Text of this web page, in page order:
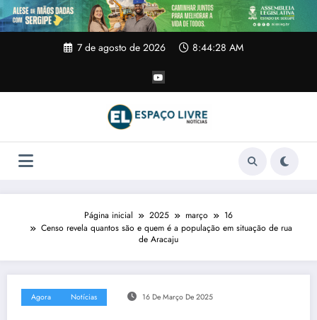
Pular
para
o
7 de agosto de 2026 8:44:28 AM
Página inicial 2025 março
16
Censo revela quantos são e quem é a população em situação de rua
de Aracaju
Agora Notícias 16 De Março De 2025